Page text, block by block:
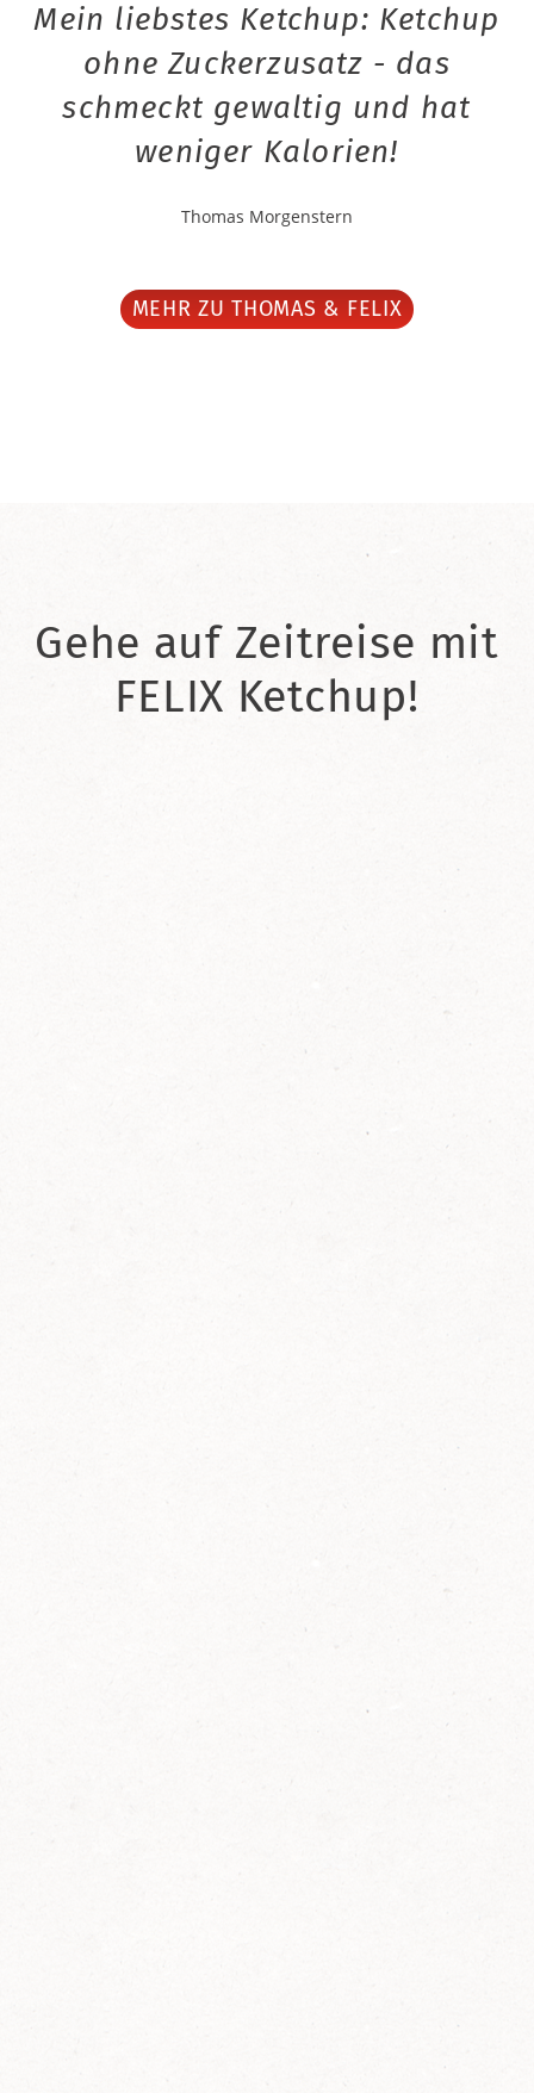
Mein liebstes Ketchup: Ketchup
ohne Zuckerzusatz - das
schmeckt gewaltig und hat
weniger Kalorien!
Thomas Morgenstern
MEHR ZU THOMAS & FELIX
Gehe auf Zeitreise mit
FELIX Ketchup!